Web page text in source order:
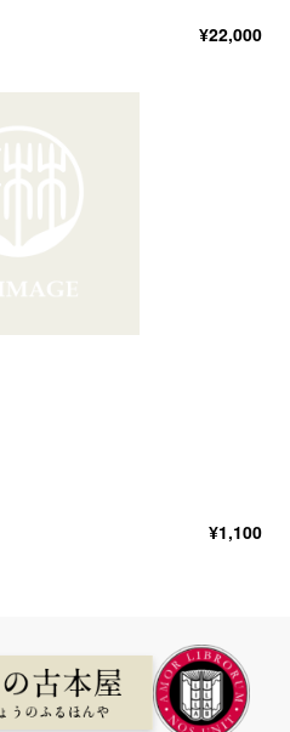
¥22,000
¥1,100